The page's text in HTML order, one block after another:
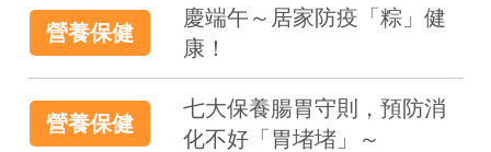
營養保健
慶端午～居家防疫「粽」健
康！
營養保健
七大保養腸胃守則，預防消
化不好「胃堵堵」～